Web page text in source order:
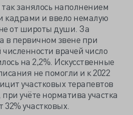
так занялось наполнением
кадрами и ввело немалую
от широты души. За
в первичном звене при
врачей число
на 2,2%. Искусственные
не помогли и к 2022
участковых терапевтов
учёте норматива участка
участковых.